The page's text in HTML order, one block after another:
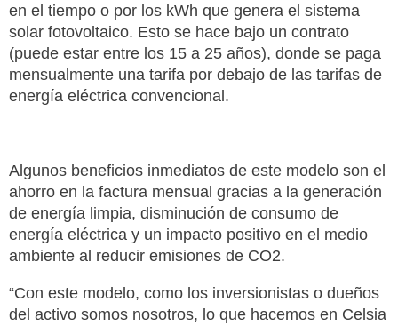
en el tiempo o por los kWh que genera el sistema
solar fotovoltaico. Esto se hace bajo un contrato
(puede estar entre los 15 a 25 años), donde se paga
mensualmente una tarifa por debajo de las tarifas de
energía eléctrica convencional.
Algunos beneficios inmediatos de este modelo son el
ahorro en la factura mensual gracias a la generación
de energía limpia, disminución de consumo de
energía eléctrica y un impacto positivo en el medio
ambiente al reducir emisiones de CO2.
“Con este modelo, como los inversionistas o dueños
del activo somos nosotros, lo que hacemos en Celsia